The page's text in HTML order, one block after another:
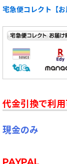
宅急便コレクト【お
代金引換で利
現金のみ